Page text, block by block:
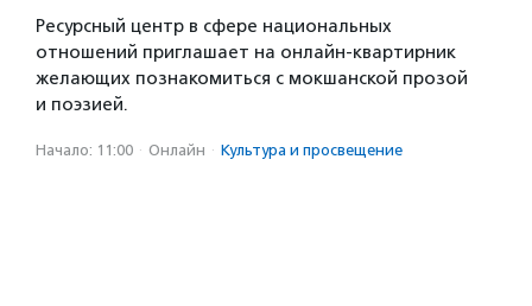
Ресурсный центр в сфере национальных
отношений приглашает на онлайн-квартирник
желающих познакомиться с мокшанской прозой
и поэзией.
Начало: 11:00 · Онлайн · Культура и просвещение